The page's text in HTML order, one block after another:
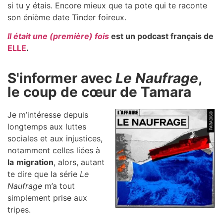
si tu y étais. Encore mieux que ta pote qui te raconte
son énième date Tinder foireux.
Il était une (première) fois est un podcast français de
ELLE.
S'informer avec Le Naufrage,
le coup de cœur de Tamara
Je m’intéresse depuis
longtemps aux luttes
sociales et aux injustices,
notamment celles liées à
la migration, alors, autant
te dire que la série Le
Naufrage m’a tout
simplement prise aux
tripes.